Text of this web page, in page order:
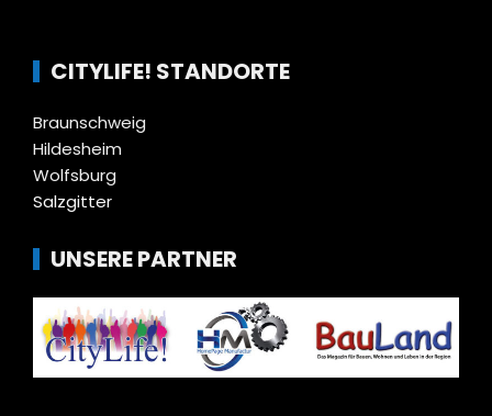
CITYLIFE! STANDORTE
Braunschweig
Hildesheim
Wolfsburg
Salzgitter
UNSERE PARTNER